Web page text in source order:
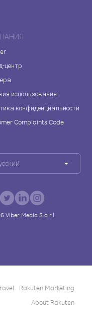
центр
использования
конфиденциальности
Complaints Code
Viber Media S.à r.l.
Rakuten Marketing
About Rakuten